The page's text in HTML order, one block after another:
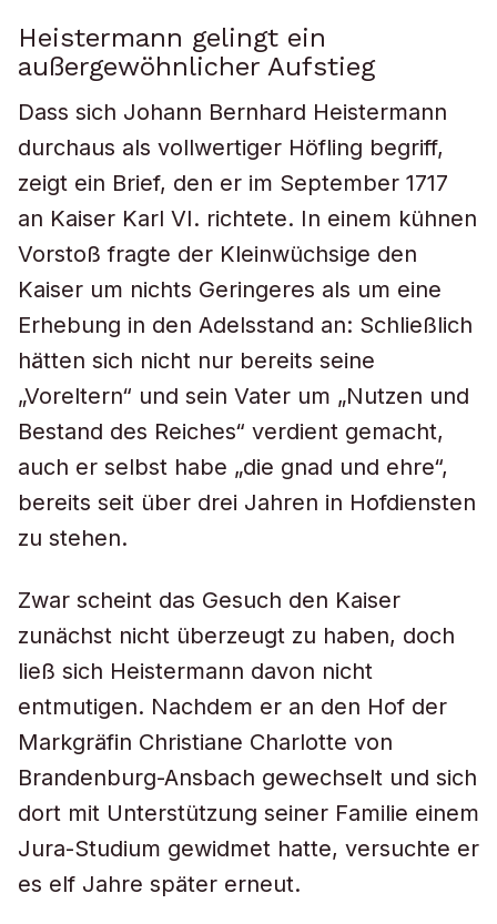
Heistermann gelingt ein
außergewöhnlicher Aufstieg
Dass sich Johann Bernhard Heistermann
durchaus als vollwertiger Höfling begriff,
zeigt ein Brief, den er im September 1717
an Kaiser Karl VI. richtete. In einem kühnen
Vorstoß fragte der Kleinwüchsige den
Kaiser um nichts Geringeres als um eine
Erhebung in den Adelsstand an: Schließlich
hätten sich nicht nur bereits seine
„Voreltern“ und sein Vater um „Nutzen und
Bestand des Reiches“ verdient gemacht,
auch er selbst habe „die gnad und ehre“,
bereits seit über drei Jahren in Hofdiensten
zu stehen.
Zwar scheint das Gesuch den Kaiser
zunächst nicht überzeugt zu haben, doch
ließ sich Heistermann davon nicht
entmutigen. Nachdem er an den Hof der
Markgräfin Christiane Charlotte von
Brandenburg-Ansbach gewechselt und sich
dort mit Unterstützung seiner Familie einem
Jura-Studium gewidmet hatte, versuchte er
es elf Jahre später erneut.